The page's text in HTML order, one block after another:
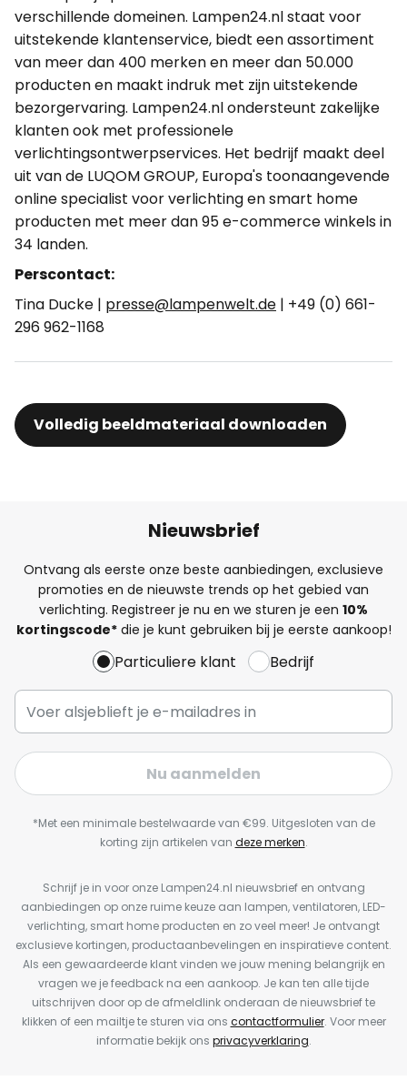
verschillende domeinen. Lampen24.nl staat voor
uitstekende klantenservice, biedt een assortiment
van meer dan 400 merken en meer dan 50.000
producten en maakt indruk met zijn uitstekende
bezorgervaring. Lampen24.nl ondersteunt zakelijke
klanten ook met professionele
verlichtingsontwerpservices. Het bedrijf maakt deel
uit van de LUQOM GROUP, Europa's toonaangevende
online specialist voor verlichting en smart home
producten met meer dan 95 e-commerce winkels in
34 landen.
Perscontact:
Tina Ducke | presse@lampenwelt.de | +49 (0) 661-
296 962-1168
Volledig beeldmateriaal downloaden
Nieuwsbrief
Ontvang als eerste onze beste aanbiedingen, exclusieve
promoties en de nieuwste trends op het gebied van
verlichting. Registreer je nu en we sturen je een 10%
kortingscode*die je kunt gebruiken bij je eerste aankoop!
Particuliere klant Bedrijf
Nu aanmelden
*Met een minimale bestelwaarde van €99. Uitgesloten van de
korting zijn artikelen van deze merken.
Schrijf je in voor onze Lampen24.nl nieuwsbrief en ontvang
aanbiedingen op onze ruime keuze aan lampen, ventilatoren, LED-
verlichting, smart home producten en zo veel meer! Je ontvangt
exclusieve kortingen, productaanbevelingen en inspiratieve content.
Als een gewaardeerde klant vinden we jouw mening belangrijk en
vragen we je feedback na een aankoop. Je kan ten alle tijde
uitschrijven door op de afmeldlink onderaan de nieuwsbrief te
klikken of een mailtje te sturen via ons contactformulier. Voor meer
informatie bekijk ons privacyverklaring.